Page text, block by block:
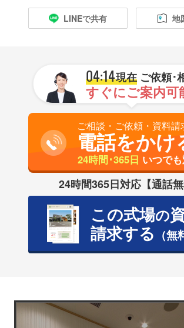
LINEで共有 地
04:14現在ご依頼･
すぐにご案内可
ご相談・ご依頼・資料請
電話をかけ
24時間･365日 いつで
24時間365日対応【通話無
この式場の
請求する （無